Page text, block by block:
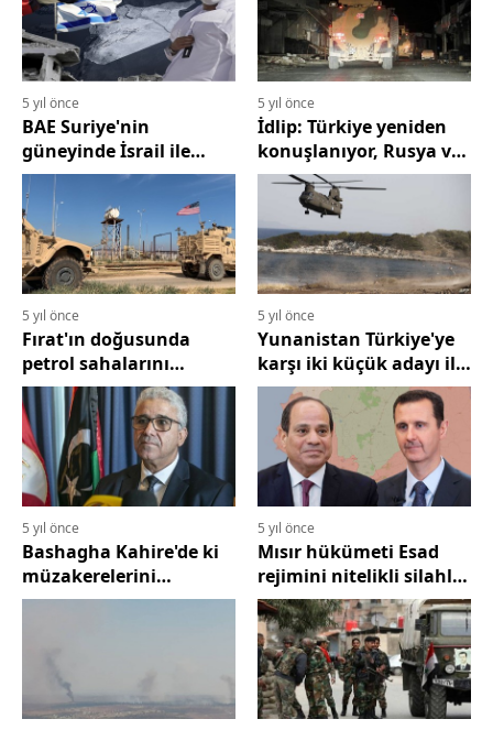
5 yıl önce
BAE Suriye'nin
güneyinde İsrail ile
koordineli olarak askeri
bir varlık kurmaya
çalışıyor
5 yıl önce
İdlip: Türkiye yeniden
konuşlanıyor, Rusya ve
rejimi kızdırıyor
5 yıl önce
Fırat'ın doğusunda
petrol sahalarını
korumak için yeni
askeri oluşum
5 yıl önce
Yunanistan Türkiye'ye
karşı iki küçük adayı ilk
defa askeri olarak
güçlendiriyor
5 yıl önce
Bashagha Kahire'de ki
müzakerelerini
sürdürüyor
5 yıl önce
Mısır hükümeti Esad
rejimini nitelikli silahla
donatacak